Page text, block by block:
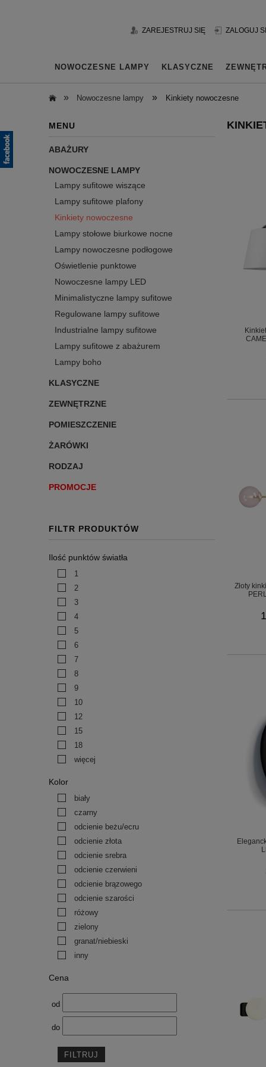
ZAREJESTRUJ SIĘ ZALOGUJ
NOWOCZESNE LAMPY KLASYCZNE
» Nowoczesne lampy » Kinkiety nowoczesne
MENU
ABAŻURY
NOWOCZESNE LAMPY
Lampy sufitowe wiszące
Lampy sufitowe plafony
Kinkiety nowoczesne
Lampy stołowe biurkowe nocne
Lampy nowoczesne podłogowe
Oświetlenie punktowe
Nowoczesne lampy LED
Minimalistyczne lampy sufitowe
Regulowane lampy sufitowe
Industrialne lampy sufitowe
Lampy sufitowe z abażurem
Lampy boho
KLASYCZNE
ZEWNĘTRZNE
POMIESZCZENIE
ŻARÓWKI
RODZAJ
PROMOCJE
FILTR PRODUKTÓW
Ilość punktów światła
1
2
3
4
5
6
7
8
9
10
12
15
18
więcej
Kolor
biały
czarny
odcienie beżu/ecru
odcienie złota
odcienie srebra
odcienie czerwieni
odcienie brązowego
odcienie szarości
różowy
zielony
granat/niebieski
inny
Cena
od
do
FILTRUJ
Złoty